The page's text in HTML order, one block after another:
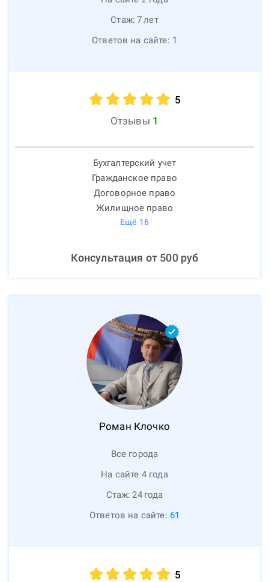
Стаж: 7лет
Ответов на сайте: 1
5
Отзывы 1
Бухгалтерский учет
Гражданское право
Договорное право
Жилищное право
Ещё 16
Консультация от 500руб
Роман Клочко
Все города
На сайте 4 года
Стаж: 24 года
Ответов на сайте: 61
5